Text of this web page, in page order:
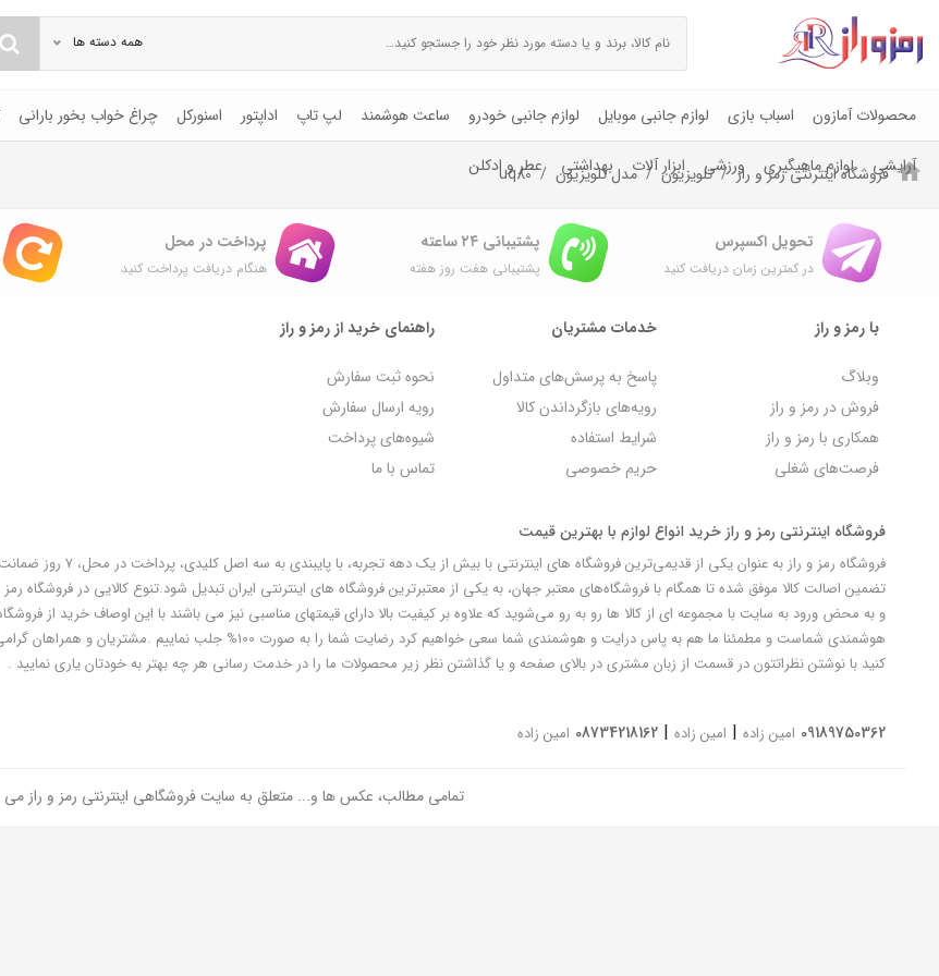
همه دسته ها
محصولات آمازون اسباب بازی لوازم جانبی موبایل لوازم جانبی خودرو ساعت هوشمند لپ تاپ اداپتور اسنورکل چراغ خواب بخور بارانی
آرایشی لوازم ماهیگیری ورزشی ابزار آلات بهداشتی عطر و ادکلن فروشگاه اینترنتی رمز و راز تلویزیون مدل تلویزیون uq80
تحویل اکسپرس
در کمترین زمان دریافت کنید
پشتیبانی ۲۴ ساعته
پشتیبانی هفت روز هفته
پرداخت در محل
هنگام دریافت پرداخت کنید
با رمز و راز
وبلاگ
فروش در رمز و راز
همکاری با رمز و راز
فرصت‌های شغلی
خدمات مشتریان
پاسخ به پرسش‌های متداول
رویه‌های بازگرداندن کالا
شرایط استفاده
حریم خصوصی
راهنمای خرید از رمز و راز
نحوه ثبت سفارش
رویه ارسال سفارش
شیوه‌های پرداخت
تماس با ما
فروشگاه اینترنتی رمز و راز خرید انواع لوازم با بهترین قیمت
فروشگاه رمز و راز به عنوان یکی از قدیمی‌ترین فروشگاه های
تضمین اصالت کالا موفق شده تا همگام با فروشگاه‌های معتبر جهان، به یکی از معتبرترین فروشگاه های اینترنتی ایران تبدیل شود.تنوع کالایی در فروشگاه رمز
و به محض ورود به سایت با مجموعه ای از کالا ها رو به رو می‌شوید که علاوه بر کیفیت بالا دارای قیمتهای مناسبی نیز می باشند با این اوصاف خرید از
هوشمندی شماست و مطمئنا ما هم به پاس درایت و هوشمندی شما سعی خواهیم کرد رضایت شما را به صورت 100% جلب
کنید با نوشتن نظراتتون در قسمت از زبان مشتری در بالای صفحه و یا گذاشتن نظر زیر محصولات ما را در خدمت رسانی هر چه بهتر به خودتان یاری نمایید .
09189750362 امین زاده | امین زاده |
08734218162 امین زاده
تمامی مطالب، عکس ها و... متعلق به سایت فروشگاهی اینترنتی رمز و راز می